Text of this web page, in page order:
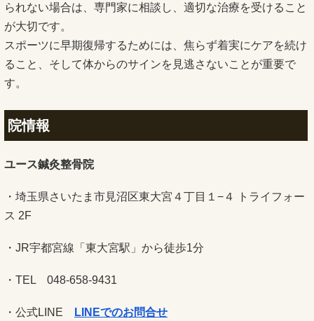
られない場合は、専門家に相談し、適切な治療を受けること
が大切です。
スポーツに早期復帰するためには、焦らず着実にケアを続け
ること、そして体からのサインを見逃さないことが重要で
す。
院情報
ユース鍼灸整骨院
・埼玉県さいたま市見沼区東大宮４丁目１−４ トライフォー
ス 2F
・JR宇都宮線「東大宮駅」から徒歩1分
・TEL 048-658-9431
・公式LINE LINEでのお問合せ